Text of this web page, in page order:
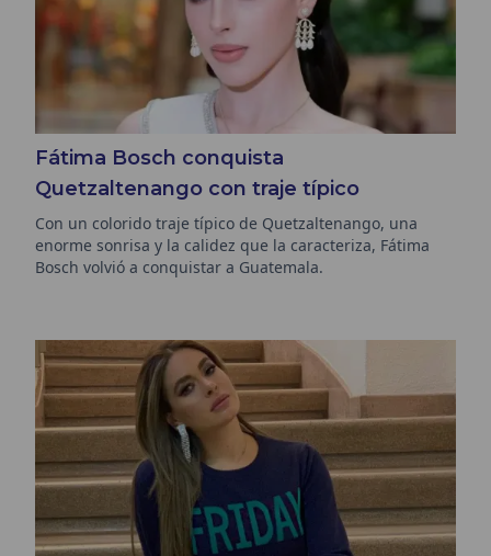
Fátima Bosch conquista
Quetzaltenango con traje típico
Con un colorido traje típico de Quetzaltenango, una
enorme sonrisa y la calidez que la caracteriza, Fátima
Bosch volvió a conquistar a Guatemala.